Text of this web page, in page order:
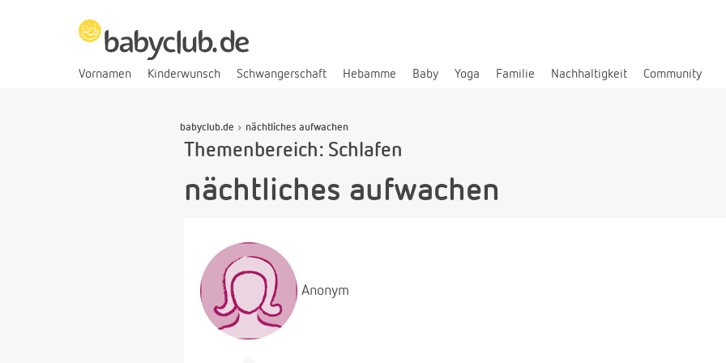
Vornamen Kinderwunsch Schwangerschaft Hebamme Baby Yoga Familie Nachhaltigkeit Community
babyclub.de nächtliches aufwachen
Themenbereich: Schlafen
nächtliches aufwachen
Anonym